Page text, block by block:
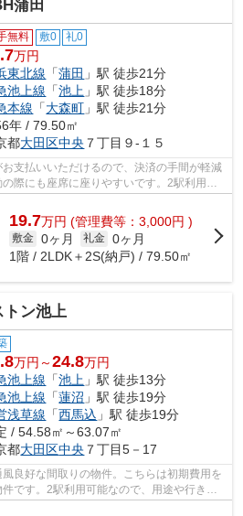
蒲田
無料 敷0 礼0
万円
東北線 「蒲田 」駅 徒歩21分
池上線 「池上 」駅 徒歩18分
本線 「大森町 」駅 徒歩21分
年 / 79.50㎡
都大田区中央 ７丁目９-１５
支払いいただけるので、決済の手間が軽減
際にも座席に座りやすいです。2駅利用可
選ぶこ...
19.7万円 (管理費等：3,000円 )
敷金 0ヶ月 礼金 0ヶ月
1階 / 2LDK＋2S(納戸) / 79.50㎡
トン池上
万円～24.8万円
池上線 「池上 」駅 徒歩13分
池上線 「蓮沼 」駅 徒歩19分
浅草線 「西馬込 」駅 徒歩19分
/ 54.58㎡～63.07㎡
都大田区中央 ７丁目5－17
良好な間取りの物件。こちらは初期費用を
です。2駅利用可能なので、用途や行き先
ちらの...